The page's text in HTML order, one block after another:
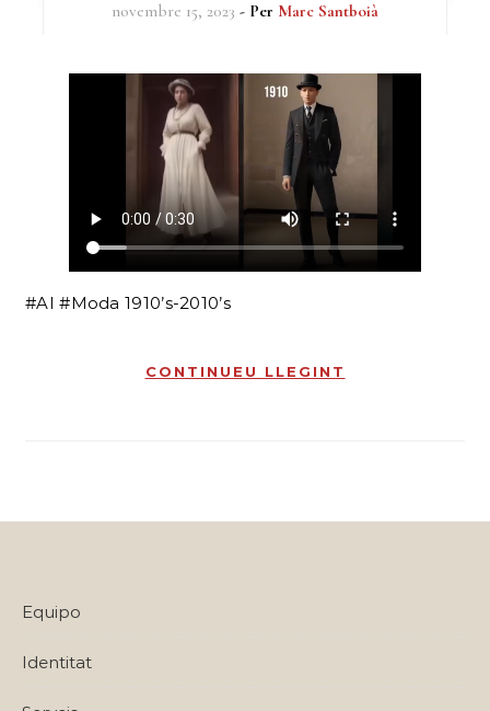
novembre 15, 2023 - Per Marc Santboià
#AI #Moda 1910’s-2010’s
CONTINUEU LLEGINT
Equipo
Identitat